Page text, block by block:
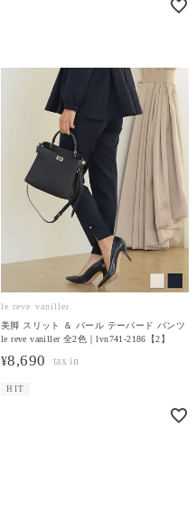
le reve vaniller
美脚 スリット ＆ パール テーパード パンツ
le reve vaniller 全2色｜lvn741-2186【2】
¥8,690
HIT